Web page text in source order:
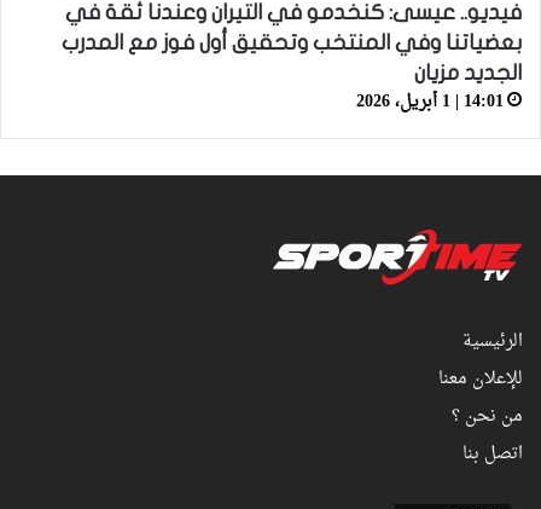
فيديو.. عيسى: كنخدمو في التيران وعندنا ثقة في
بعضياتنا وفي المنتخب وتحقيق أول فوز مع المدرب
الجديد مزيان
14:01 | 1 أبريل، 2026
الرئيسية
للإعلان معنا
من نحن ؟
اتصل بنا